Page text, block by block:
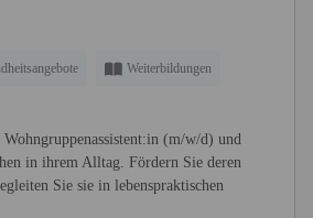
Weiterbildungen
(m/w/d) und
in ihrem Alltag. Fördern Sie deren
Sie sie in lebenspraktischen